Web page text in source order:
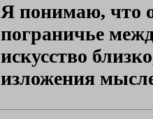
Я понимаю, что
пограничье
искусство
изложения